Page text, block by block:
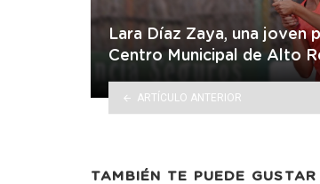
Lara Díaz Zaya, una joven
Centro Municipal de Alto
ARTÍCULO ANTERIOR
TAMBIÉN TE PUEDE GUSTAR